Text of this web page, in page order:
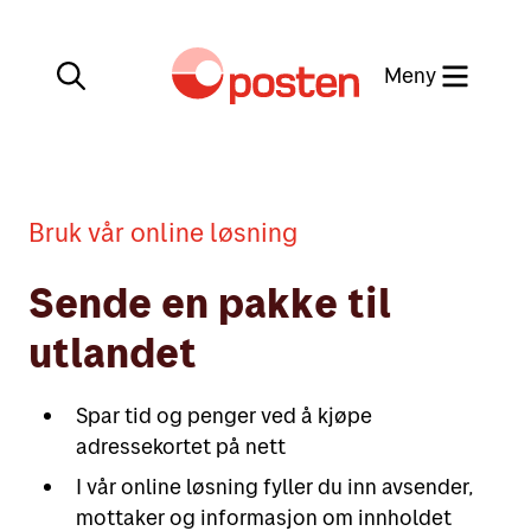
Lukk
Meny
Min side
Min side
English
Sende
Bruk vår online løsning
Sende en pakke til
utlandet
Spar tid og penger ved å kjøpe
adressekortet på nett
I vår online løsning fyller du inn avsender,
mottaker og informasjon om innholdet